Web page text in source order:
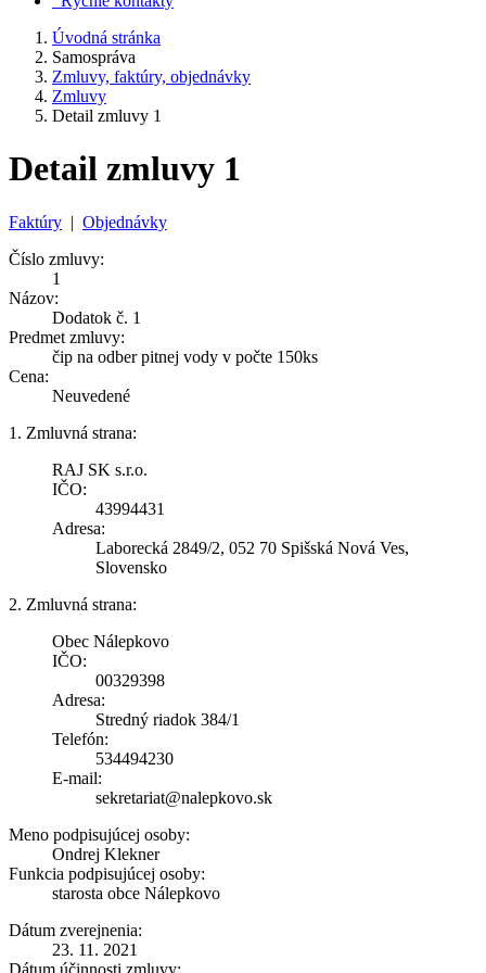
Úvodná stránka
Samospráva
Zmluvy, faktúry, objednávky
Zmluvy
Detail zmluvy 1
Detail zmluvy 1
Faktúry | Objednávky
Číslo zmluvy:
1
Názov:
Dodatok č. 1
Predmet zmluvy:
čip na odber pitnej vody v počte 150ks
Cena:
Neuvedené
1. Zmluvná strana:
RAJ SK s.r.o.
IČO:
43994431
Adresa:
Laborecká 2849/2, 052 70 Spišská Nová Ves,
Slovensko
2. Zmluvná strana:
Obec Nálepkovo
IČO:
00329398
Adresa:
Stredný riadok 384/1
Telefón:
534494230
E-mail:
sekretariat@nalepkovo.sk
Meno podpisujúcej osoby:
Ondrej Klekner
Funkcia podpisujúcej osoby:
starosta obce Nálepkovo
Dátum zverejnenia:
23. 11. 2021
Dátum účinnosti zmluvy: